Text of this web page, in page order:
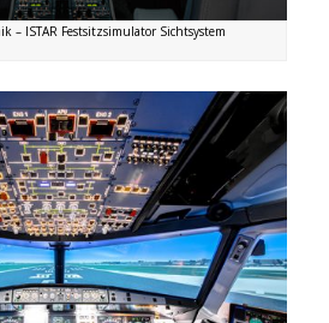
– ISTAR Festsitzsimulator Sichtsystem